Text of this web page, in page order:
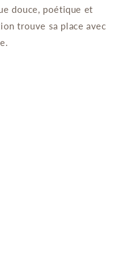
douce, poétique et
trouve sa place avec